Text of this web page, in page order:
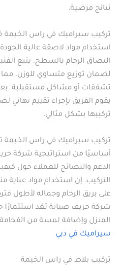
نتائج مرضية.
تركيب سيراميك في راس الخيمة
استخدام مواد لاصقة عالية
التصاق الرخام بالسطح. يتبع
لضمان توزيع متساوي للوزن،
تشققات أو مشاكل مستقبلية. بعد
يقوم الفريق بإجراء تقييم
تركيبها بشكل مثالي.
تركيب سيراميك في راس الخيمة
أساسيًا من استراتيجية شركة
الدعم والنصائح للعملاء حول
التركيب. إن استخدام مواد عناية
على بريق الرخام وجماله لأطول
شركة حريف صيانة يُعَد
المنزل وإضافة لمسة من الفخامة
سيراميك في دبي
تركيب بلاط في راس الخيمة